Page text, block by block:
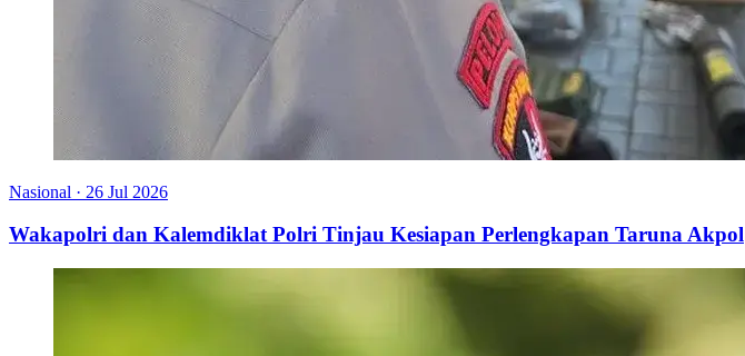
Nasional · 26 Jul 2026
Wakapolri dan Kalemdiklat Polri Tinjau Kesiapan Perlengkapan Taruna Akpol